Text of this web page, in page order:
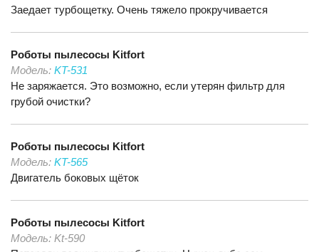
Заедает турбощетку. Очень тяжело прокручивается
Роботы пылесосы Kitfort
Модель: KT-531
Не заряжается. Это возможно, если утерян фильтр для
грубой очистки?
Роботы пылесосы Kitfort
Модель: KT-565
Двигатель боковых щёток
Роботы пылесосы Kitfort
Модель: Kt-590